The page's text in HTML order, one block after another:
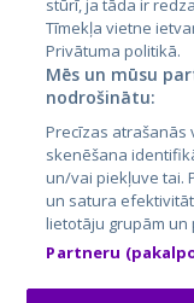
City24.lv
City24.ee
GetaPro.lv
GetaPro.ee
Skelbiu.lt
Autoplius.lt
Aruodas.lt
stūrī, ja tāda ir
Tīmekļa vietne
Privātuma politikā.
Mēs un mūsu
nodrošinātu:
Precīzas atrašanās
skenēšana
un/vai piekļuve tai.
un satura
lietotāju grupām
Partneru